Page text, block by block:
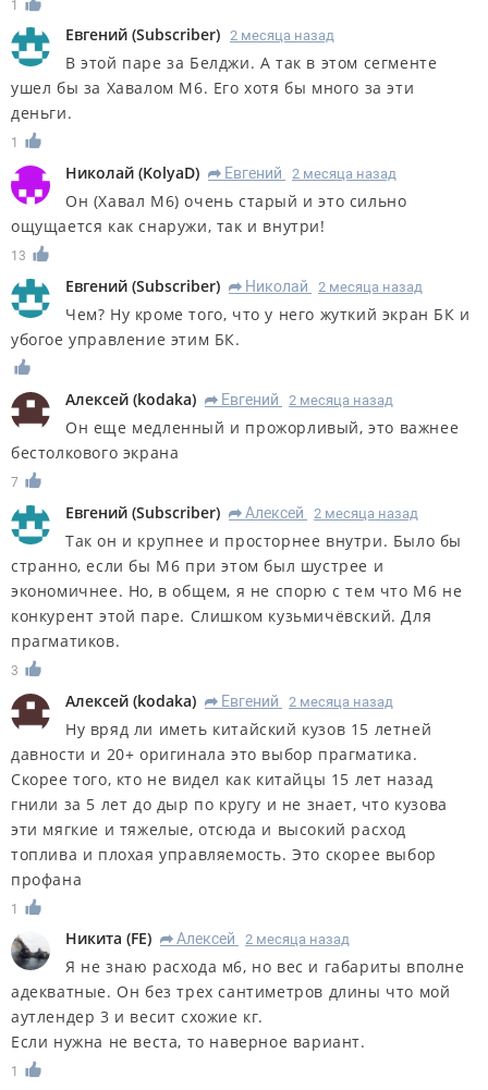
1
Евгений (Subscriber) 2 месяца назад
В этой паре за Белджи. А так в этом сегменте
ушел бы за Хавалом М6. Его хотя бы много за эти
деньги.
1
Николай (KolyaD) R Евгений 2 месяца назад
Он (Хавал М6) очень старый и это сильно
ощущается как снаружи, так и внутри!
13
Евгений (Subscriber) R Николай 2 месяца назад
Чем? Ну кроме того, что у него жуткий экран БК и
убогое управление этим БК.
Алексей (kodaka) R Евгений 2 месяца назад
Он еще медленный и прожорливый, это важнее
бестолкового экрана
7
Евгений (Subscriber) R Алексей 2 месяца назад
Так он и крупнее и просторнее внутри. Было бы
странно, если бы М6 при этом был шустрее и
экономичнее. Но, в общем, я не спорю с тем что М6 не
конкурент этой паре. Слишком кузьмичёвский. Для
прагматиков.
3
Алексей (kodaka) R Евгений 2 месяца назад
Ну вряд ли иметь китайский кузов 15 летней
давности и 20+ оригинала это выбор прагматика.
Скорее того, кто не видел как китайцы 15 лет назад
гнили за 5 лет до дыр по кругу и не знает, что кузова
эти мягкие и тяжелые, отсюда и высокий расход
топлива и плохая управляемость. Это скорее выбор
профана
1
Никита (FE) R Алексей 2 месяца назад
Я не знаю расхода м6, но вес и габариты вполне
адекватные. Он без трех сантиметров длины что мой
аутлендер 3 и весит схожие кг.
Если нужна не веста, то наверное вариант.
1